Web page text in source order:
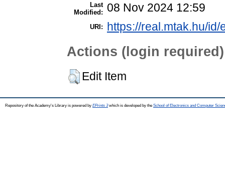
Last
Modified:
08 Nov 2024 12:59
URI: https://real.mtak.hu/id/
Actions (login required)
Edit Item
Repository of the Academy's Library is powered by EPrints 3which is developed by the School of Electronics and Computer